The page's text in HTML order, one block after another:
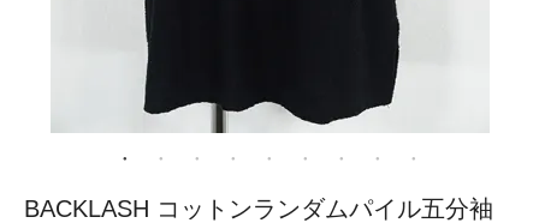
BACKLASH コットンランダムパイル五分袖